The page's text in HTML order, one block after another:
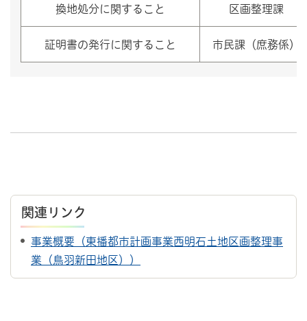
換地処分に関すること 区画整理課
証明書の発行に関すること 市民課（庶務係）
関連リンク
事業概要（東播都市計画事業西明石土地区画整理事
業（鳥羽新田地区））